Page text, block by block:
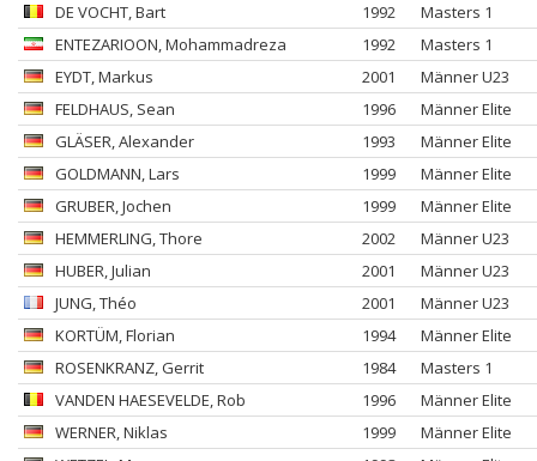
DE VOCHT, Bart 1992
Masters 1
ENTEZARIOON, Mohammadreza 1992
Masters 1
EYDT, Markus 2001
Männer U23
FELDHAUS, Sean 1996
Männer Elite
GLÄSER, Alexander 1993
Männer Elite
GOLDMANN, Lars 1999
Männer Elite
GRUBER, Jochen 1999
Männer Elite
HEMMERLING, Thore 2002
Männer U23
HUBER, Julian 2001
Männer U23
JUNG, Théo 2001
Männer U23
KORTÜM, Florian 1994
Männer Elite
ROSENKRANZ, Gerrit 1984
Masters 1
VANDEN HAESEVELDE, Rob 1996
Männer Elite
WERNER, Niklas 1999
Männer Elite